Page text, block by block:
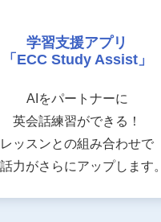
学習支援アプリ
「ECC Study Assist」
AIをパートナーに
英会話練習ができる！
レッスンとの組み合わせで
力がさらにアップします。